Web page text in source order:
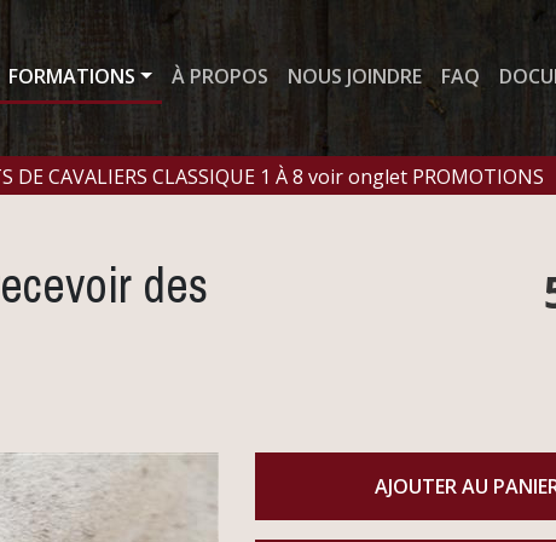
FORMATIONS À PROPOS NOUS JOINDRE FAQ
CAVALIERS CLASSIQUE 1 À 8 voir onglet PROMOTIONS
des